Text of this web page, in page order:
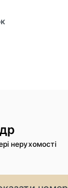
нерухомості